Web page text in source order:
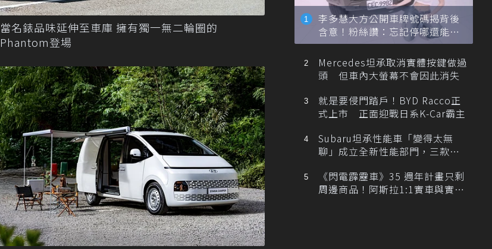
當名錶品味延伸至車庫 擁有獨一無二輪圈的
Phantom登場
李多慧大方公開車牌號碼揭背後
含意！粉絲讚：忘記停哪還能幫
忙找車
Mercedes坦承取消實體按鍵做過
頭 但車內大螢幕不會因此消失
就是要侵門踏戶！BYD Racco正
式上市 正面迎戰日系K-Car霸主
Subaru坦承性能車「變得太無
聊」成立全新性能部門，三款手
《閃電霹靂車》35 週年計畫只剩
周邊商品！阿斯拉1:1實車與實體